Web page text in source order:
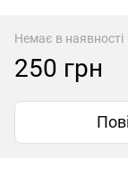
Немає в наявності
250 грн